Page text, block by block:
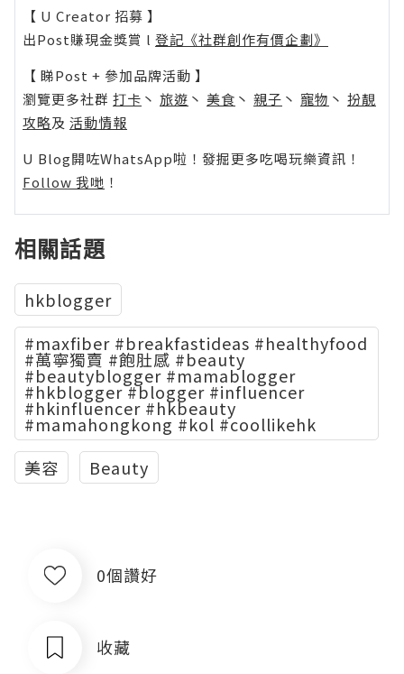
【 U Creator 招募 】
出Post賺現金獎賞 l 登記《社群創作有價企劃》
【 睇Post + 參加品牌活動 】
瀏覽更多社群 打卡 丶 旅遊 丶 美食 丶 親子 丶 寵物 丶 扮靚
攻略及 活動情報
U Blog開咗WhatsApp啦！發掘更多吃喝玩樂資訊！
Follow 我哋 ！
相關話題
hkblogger
#maxfiber #breakfastideas #healthyfood
#萬寧獨賣 #飽肚感 #beauty
#beautyblogger #mamablogger
#hkblogger #blogger #influencer
#hkinfluencer #hkbeauty
#mamahongkong #kol #coollikehk
美容
Beauty
0個讚好
收藏